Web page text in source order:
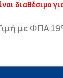
διαθέσιμο
με ΦΠΑ